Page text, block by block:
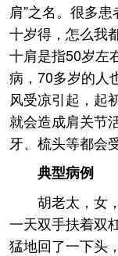
肩”之名。很多
十岁得，怎么我
十肩是指50岁左
病，70多岁的人
风受凉引起，起
就会造成肩关节
牙、梳头等都会
典型病例
胡老太，女
一天双手扶着双
猛地回了一下头